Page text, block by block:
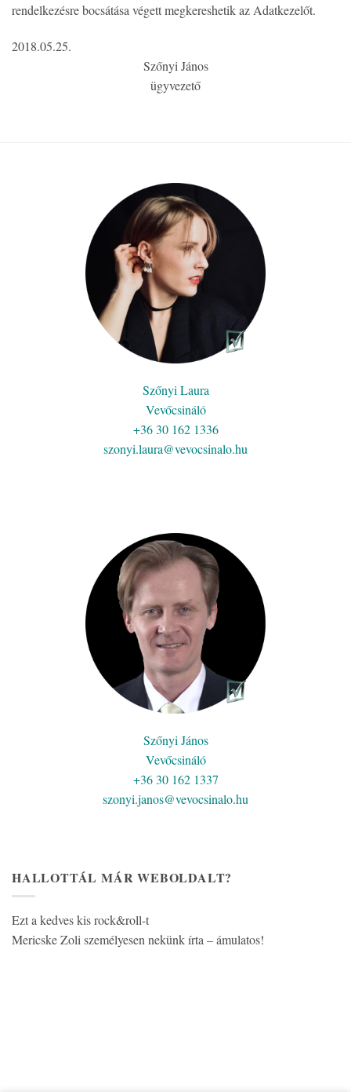
rendelkezésre bocsátása végett megkereshetik az Adatkezelőt.
2018.05.25.
Szőnyi János
ügyvezető
Szőnyi Laura
Vevőcsináló
+36 30 162 1336
szonyi.laura@vevocsinalo.hu
Szőnyi János
Vevőcsináló
+36 30 162 1337
szonyi.janos@vevocsinalo.hu
HALLOTTÁL MÁR WEBOLDALT?
Ezt a kedves kis rock&roll-t
Mericske Zoli személyesen nekünk írta – ámulatos!